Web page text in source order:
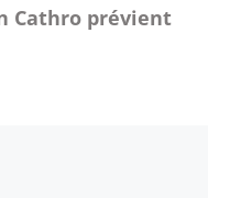
Cathro prévient